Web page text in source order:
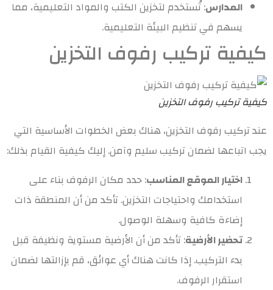
المدارس: تُستخدم لتخزين الكتب والمواد التعليمية، مما
يسهم في تنظيم البيئة التعليمية.
كيفية تركيب رفوف التخزين
كيفية تركيب رفوف التخزين
عند تركيب رفوف التخزين، هناك بعض الخطوات الأساسية التي
يجب اتباعها لضمان تركيب سليم وآمن. إليك كيفية القيام بذلك:
اختيار الموقع المناسب: حدد مكان الرفوف بناء على
استخدامك واحتياجات التخزين. تأكد من أن المنطقة ذات
إضاءة كافية وسهلة الوصول.
تحضير الأرضية: تأكد من أن الأرضية مستوية ونظيفة قبل
بدء التركيب. إذا كانت هناك أي عوائق، قم بإزالتها لضمان
استقرار الرفوف.